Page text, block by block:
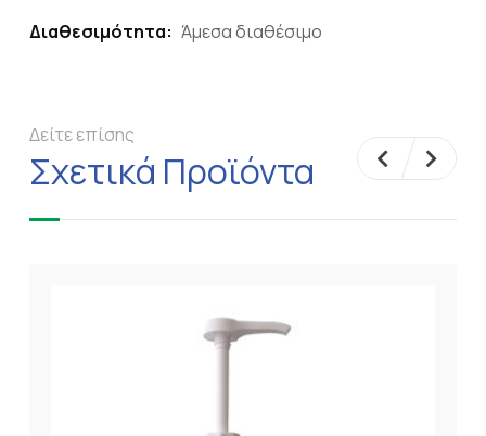
Διαθεσιμότητα: Άμεσα διαθέσιμο
Δείτε επίσης
Σχετικά Προϊόντα